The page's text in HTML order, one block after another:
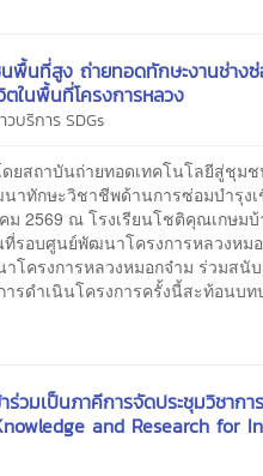
พื้นที่สูง ถ่ายทอดทักษะงานช่าง
ในพื้นที่โครงการหลวง
วบริการ SDGs
ยสถาบันถ่ายทอดเทคโนโลยีสู่ชุม
าทักษะวิชาชีพด้านการซ่อมบำรุงเ
2569 ณ โรงเรียนโชติคุณเกษมบ้
ที่รอบศูนย์พัฒนาโครงการหลวงหม
โครงการหลวงหมอกจ๋าม ร่วมสนั
รดำเนินโครงการครั้งนี้สะท้อนบ
วมเป็นภาคีการจัดประชุมวิชากา
and Research for